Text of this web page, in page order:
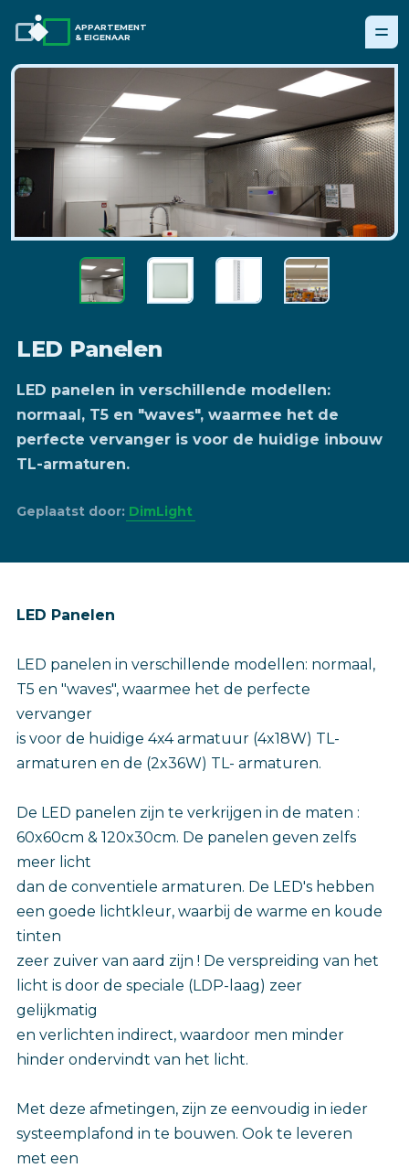
APPARTEMENT
& EIGENAAR
LED Panelen
LED panelen in verschillende modellen:
normaal, T5 en "waves", waarmee het de
perfecte vervanger is voor de huidige inbouw
TL-armaturen.
Geplaatst door: DimLight
LED Panelen
LED panelen in verschillende modellen: normaal,
T5 en "waves", waarmee het de perfecte
vervanger
is voor de huidige 4x4 armatuur (4x18W) TL-
armaturen en de (2x36W) TL- armaturen.
De LED panelen zijn te verkrijgen in de maten :
60x60cm & 120x30cm. De panelen geven zelfs
meer licht
dan de conventiele armaturen. De LED's hebben
een goede lichtkleur, waarbij de warme en koude
tinten
zeer zuiver van aard zijn ! De verspreiding van het
licht is door de speciale (LDP-laag) zeer
gelijkmatig
en verlichten indirect, waardoor men minder
hinder ondervindt van het licht.
Met deze afmetingen, zijn ze eenvoudig in ieder
systeemplafond in te bouwen. Ook te leveren
met een